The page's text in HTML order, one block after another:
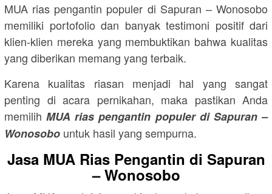
MUA rias pengantin populer di Sapuran – Wonosobo
memiliki portofolio dan banyak testimoni positif dari
klien-klien mereka yang membuktikan bahwa kualitas
yang diberikan memang yang terbaik.
Karena kualitas riasan menjadi hal yang sangat
penting di acara pernikahan, maka pastikan Anda
memilihMUA rias pengantin populer di Sapuran –
Wonosobo untuk hasil yang sempurna.
Jasa MUA Rias Pengantin di Sapuran
– Wonosobo